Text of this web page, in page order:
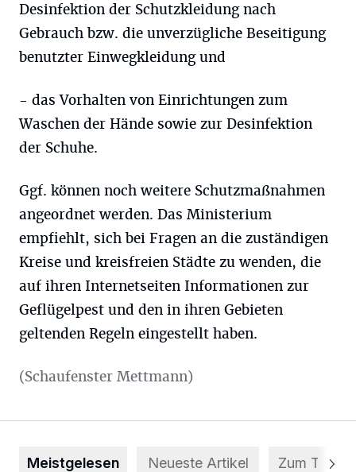
Desinfektion der Schutzkleidung nach
Gebrauch bzw. die unverzügliche Beseitigung
benutzter Einwegkleidung und
- das Vorhalten von Einrichtungen zum
Waschen der Hände sowie zur Desinfektion
der Schuhe.
Ggf. können noch weitere Schutzmaßnahmen
angeordnet werden. Das Ministerium
empfiehlt, sich bei Fragen an die zuständigen
Kreise und kreisfreien Städte zu wenden, die
auf ihren Internetseiten Informationen zur
Geflügelpest und den in ihren Gebieten
geltenden Regeln eingestellt haben.
(Schaufenster Mettmann)
Meistgelesen Neueste Artikel Zum Thema